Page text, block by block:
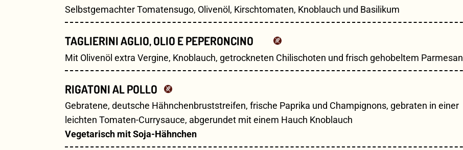
Selbstgemachter Tomatensugo, Olivenöl, Kirschtomaten, Knoblauch und Basilikum
TAGLIERINI AGLIO, OLIO E PEPERONCINO
Mit Olivenöl extra Vergine, Knoblauch, getrockneten Chilischoten und frisch gehobeltem Parmesan
RIGATONI AL POLLO
Gebratene, deutsche Hähnchenbruststreifen, frische Paprika und Champignons, gebraten in einer
leichten Tomaten-Currysauce, abgerundet mit einem Hauch Knoblauch
Vegetarisch mit Soja-Hähnchen